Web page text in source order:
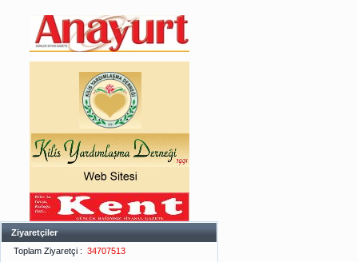
Ziyaretçiler
Toplam Ziyaretçi : 34707513